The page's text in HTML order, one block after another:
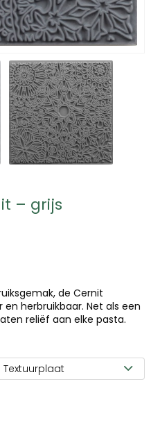
– grijs
de Cernit
herbruikbaar. Net als een
reliëf aan elke pasta.